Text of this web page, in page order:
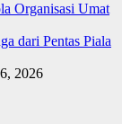
Organisasi Umat
dari Pentas Piala
2026